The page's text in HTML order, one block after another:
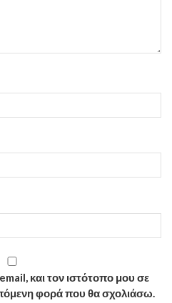
και τον ιστότοπο μου σε
φορά που θα σχολιάσω.